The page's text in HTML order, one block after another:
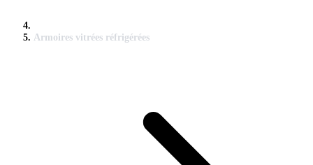
Armoires vitrées réfrigérées